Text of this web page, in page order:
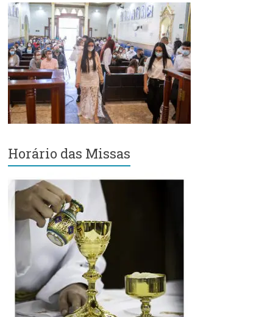
Arquidiocese
de
São
Paulo
–
Região
Episcopal
Sé
–
Bom
Retiro
Horário das Missas